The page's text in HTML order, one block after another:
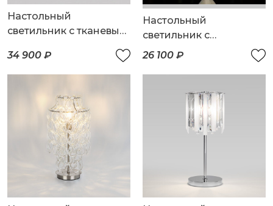
Настольный
светильник с тканевым
34 900 ₽
Настольный
светильник с
керамическим
26 100 ₽